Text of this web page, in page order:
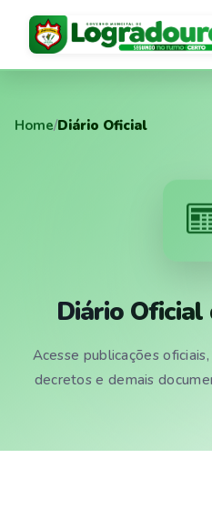
Home/Diário Oficial
Diário Oficial
Acesse publicações
decretos e demais